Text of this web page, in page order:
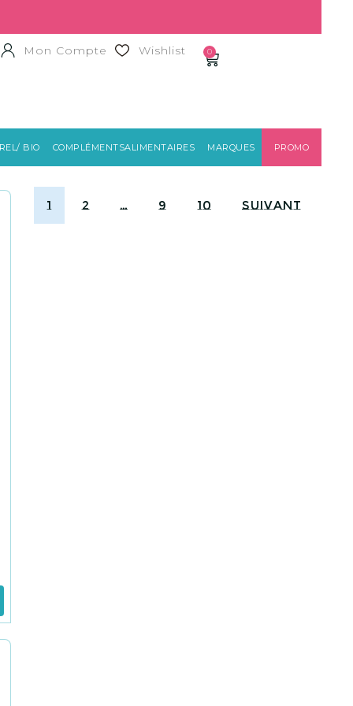
Mon Compte Wishlist 0
BIO COMPLÉMENTSALIMENTAIRES MARQUES PROMO
1 2 … 9 10 Suivant